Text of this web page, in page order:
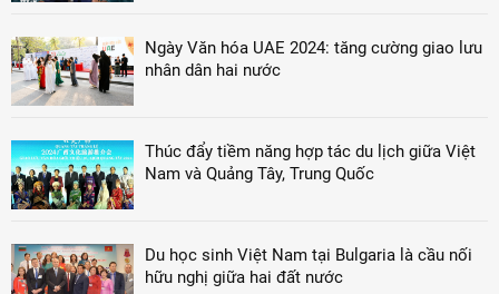
Ngày Văn hóa UAE 2024: tăng cường giao lưu
nhân dân hai nước
Thúc đẩy tiềm năng hợp tác du lịch giữa Việt
Nam và Quảng Tây, Trung Quốc
Du học sinh Việt Nam tại Bulgaria là cầu nối
hữu nghị giữa hai đất nước